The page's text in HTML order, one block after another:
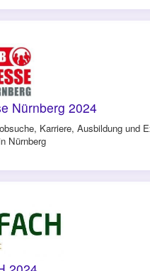
Nürnberg 2024
Karriere, Ausbildung und
Nürnberg